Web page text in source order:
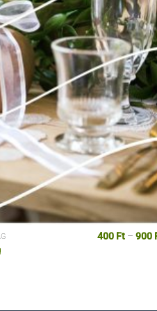
400 Ft – 900